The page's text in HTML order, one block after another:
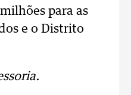
para as
e o Distrito